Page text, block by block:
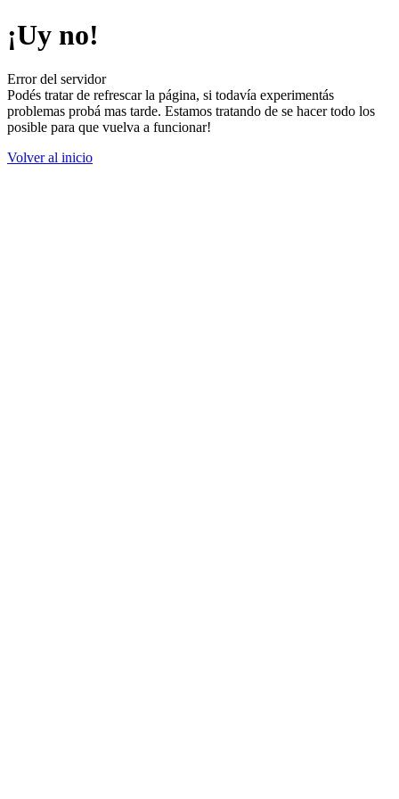
¡Uy no!
Error del servidor
Podés tratar de refrescar la página, si todavía experimentás
problemas probá mas tarde. Estamos tratando de se hacer todo los
posible para que vuelva a funcionar!
Volver al inicio